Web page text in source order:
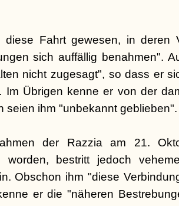
diese Fahrt gewesen, in deren
sich auffällig benahmen".
nicht zugesagt", so dass er
Im Übrigen kenne er von der
seien ihm "unbekannt geblieben".
der Razzia am 21.
worden, bestritt jedoch
Obschon ihm "diese
er die "näheren